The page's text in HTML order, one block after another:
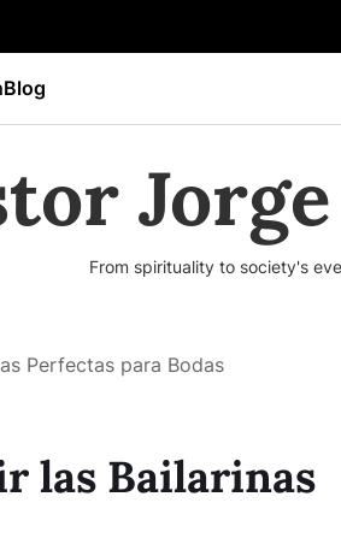
Blog
From spirituality to society's
Perfectas para Bodas
las Bailarinas